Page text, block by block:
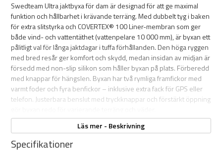
Swedteam Ultra jaktbyxa för dam är designad för att ge maximal
funktion och hållbarhet i krävande terräng. Med dubbelt tyg i baken
för extra slitstyrka och COVERTEX® 100 Liner-membran som ger
både vind- och vattentäthet (vattenpelare 10 000 mm), är byxan ett
pålitligt val för långa jaktdagar i tuffa förhållanden. Den höga ryggen
med bred resår ger komfort och skydd, medan insidan av midjan är
försedd med non-slip silikon som håller byxan på plats. Förberedd
med knappar för hängslen. Byxan har två rymliga framfickor med
varmt foder och fyra benfickor – inklusive extra fack för GPS eller
telefon. Justerbara benslut med tryckknappar och förstärkt öppning
Läs mer - Beskrivning
Specifikationer